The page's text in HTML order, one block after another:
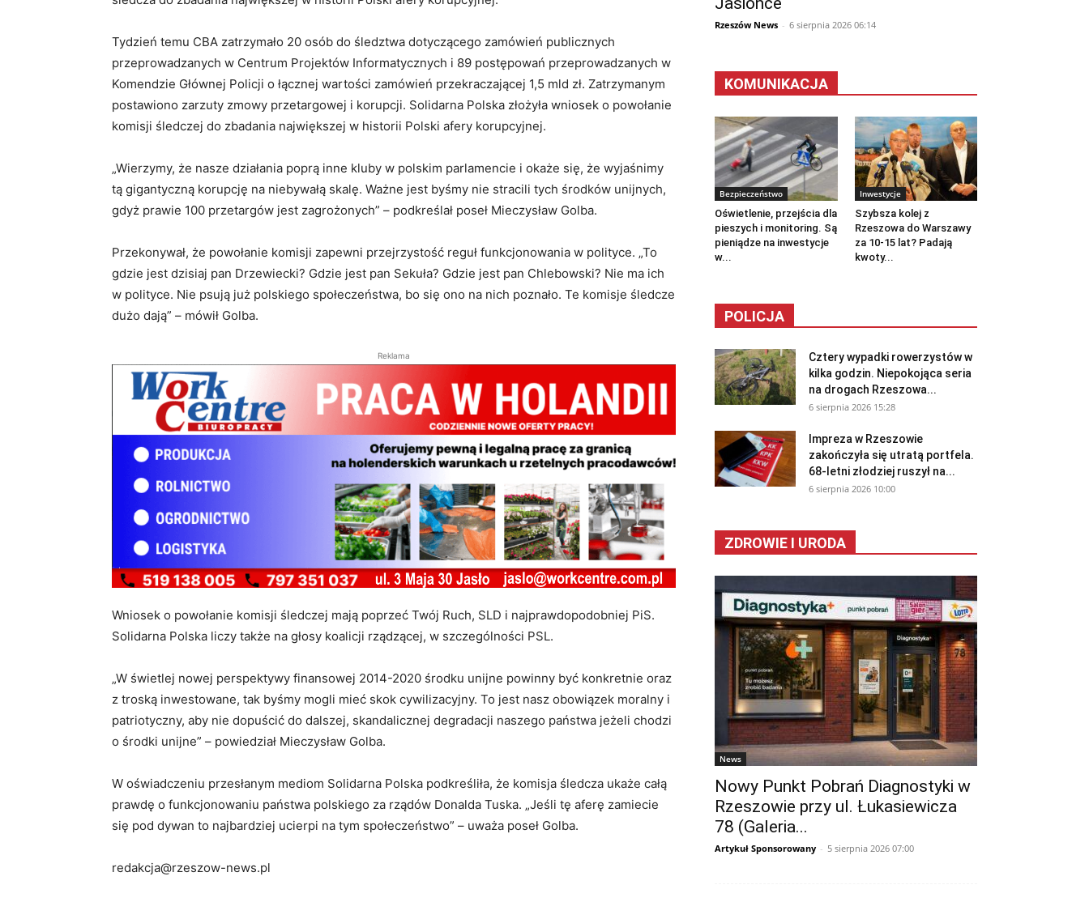
Tydzień temu CBA zatrzymało 20 osób do śledztwa dotyczącego zamówień publicznych
przeprowadzanych w Centrum Projektów Informatycznych i 89 postępowań przeprowadzanych w
Komendzie Głównej Policji o łącznej wartości zamówień przekraczającej 1,5 mld zł. Zatrzymanym
postawiono zarzuty zmowy przetargowej i korupcji. Solidarna Polska złożyła wniosek o powołanie
komisji śledczej do zbadania największej w historii Polski afery korupcyjnej.
„Wierzymy, że nasze działania poprą inne kluby w polskim parlamencie i okaże się, że wyjaśnimy
tą gigantyczną korupcję na niebywałą skalę. Ważne jest byśmy nie stracili tych środków unijnych,
gdyż prawie 100 przetargów jest zagrożonych” – podkreślał poseł Mieczysław Golba.
Przekonywał, że powołanie komisji zapewni przejrzystość reguł funkcjonowania w polityce. „To
gdzie jest dzisiaj pan Drzewiecki? Gdzie jest pan Sekuła? Gdzie jest pan Chlebowski? Nie ma ich
w polityce. Nie psują już polskiego społeczeństwa, bo się ono na nich poznało. Te komisje śledcze
dużo dają” – mówił Golba.
Reklama
Wniosek o powołanie komisji śledczej mają poprzeć Twój Ruch, SLD i najprawdopodobniej PiS.
Solidarna Polska liczy także na głosy koalicji rządzącej, w szczególności PSL.
„W świetlej nowej perspektywy finansowej 2014-2020 środku unijne powinny być konkretnie oraz
z troską inwestowane, tak byśmy mogli mieć skok cywilizacyjny. To jest nasz obowiązek moralny i
patriotyczny, aby nie dopuścić do dalszej, skandalicznej degradacji naszego państwa jeżeli chodzi
o środki unijne” – powiedział Mieczysław Golba.
W oświadczeniu przesłanym mediom Solidarna Polska podkreśliła, że komisja śledcza ukaże całą
prawdę o funkcjonowaniu państwa polskiego za rządów Donalda Tuska. „Jeśli tę aferę zamiecie
się pod dywan to najbardziej ucierpi na tym społeczeństwo” – uważa poseł Golba.
redakcja@rzeszow-news.pl
Rzeszów News - 6 sierpnia 2026 06:14
KOMUNIKACJA
Bezpieczeństwo
Oświetlenie, przejścia dla
pieszych i monitoring. Są
pieniądze na inwestycje
w...
Inwestycje
Szybsza kolej z
Rzeszowa do Warszawy
za 10-15 lat? Padają
kwoty...
POLICJA
Cztery wypadki rowerzystów w
kilka godzin. Niepokojąca seria
na drogach Rzeszowa...
6 sierpnia 2026 15:28
Impreza w Rzeszowie
zakończyła się utratą portfela.
68-letni złodziej ruszył na...
6 sierpnia 2026 10:00
ZDROWIE I URODA
News
Nowy Punkt Pobrań Diagnostyki w
Rzeszowie przy ul. Łukasiewicza
78 (Galeria...
Artykuł Sponsorowany - 5 sierpnia 2026 07:00